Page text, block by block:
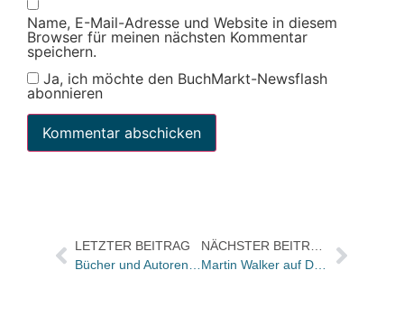
Name, E-Mail-Adresse und Website in diesem
Browser für meinen nächsten Kommentar
speichern.
Ja, ich möchte den BuchMarkt-Newsflash
abonnieren
LETZTER BEITRAG